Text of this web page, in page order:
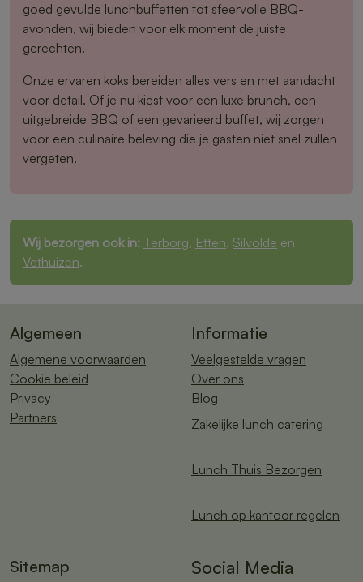
goed gevulde lunchbuffetten tot sfeervolle BBQ-
avonden, wij bieden voor elk moment de juiste
gerechten.
Onze ervaren koks bereiden alles vers en met aandacht
voor detail. Of je nu kiest voor een luxe brunch, een
uitgebreide BBQ of een gevarieerd buffet, wij zorgen
voor een culinaire beleving die je gasten niet snel zullen
vergeten.
Wij bezorgen ook in: Terborg, Etten, Silvolde en
Vethuizen.
Algemeen
Algemene voorwaarden
Cookie beleid
Privacy
Partners
Informatie
Veelgestelde vragen
Over ons
Blog
Zakelijke lunch catering
Lunch Thuis Bezorgen
Lunch op kantoor regelen
Sitemap Social Media